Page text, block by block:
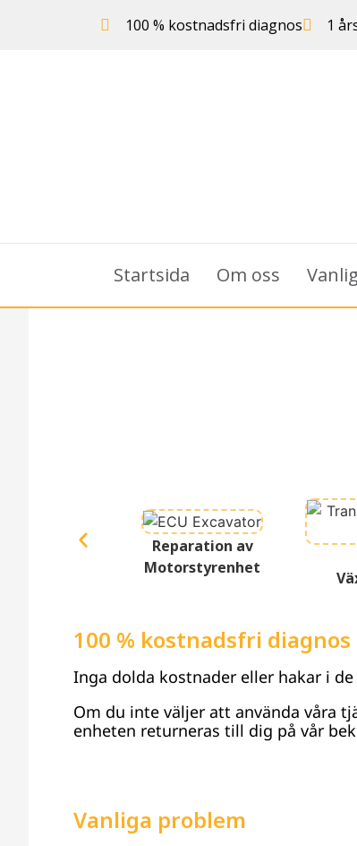
100 % kostnadsfri diagnos 1
Startsida Om oss
Reparation av
Motorstyrenhet
100 % kostnadsfri diagnos
Inga dolda kostnader eller hakar i
Om du inte väljer att använda våra
enheten returneras till dig på vår
Vanliga problem